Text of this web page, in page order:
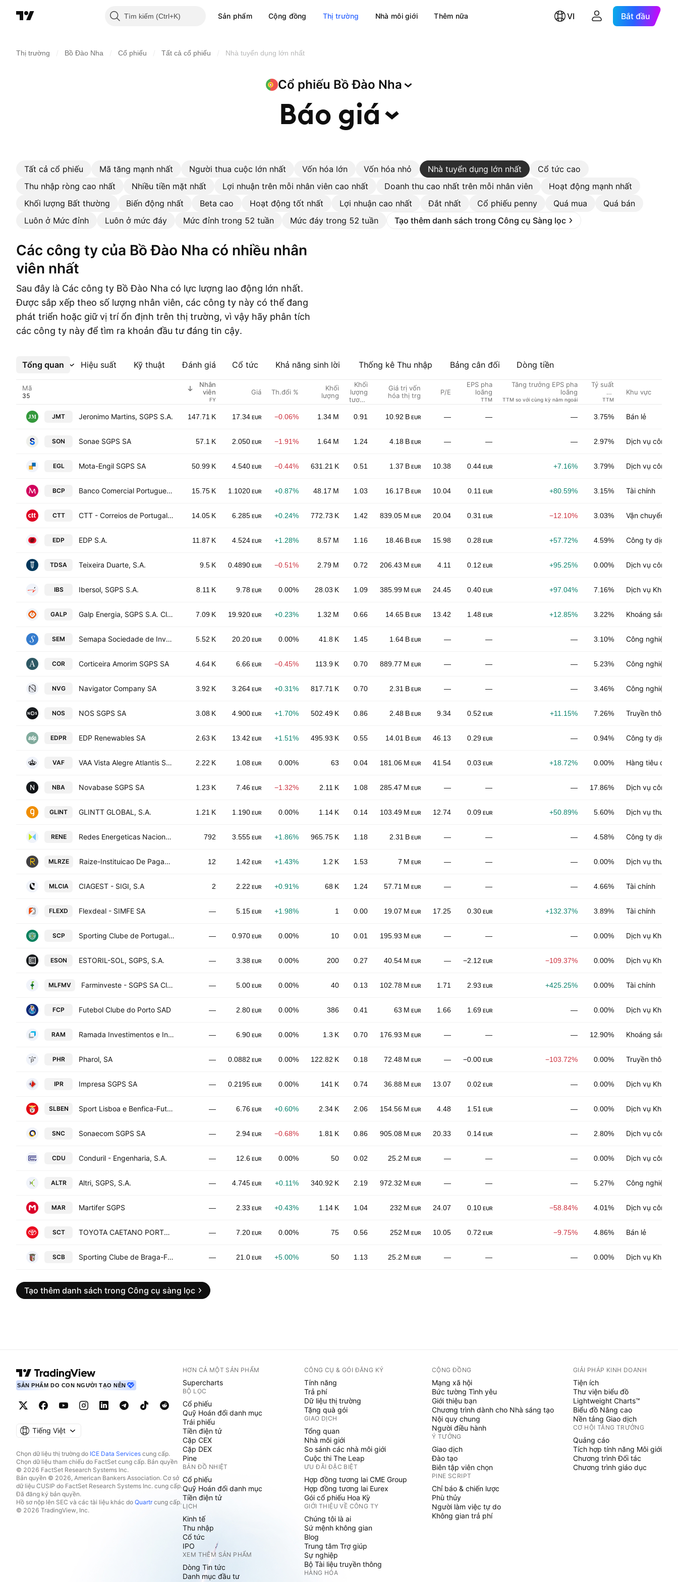
Tìm kiếm Sản phẩm Cộng đồng Thị trường Nhà môi giới Thêm nữa VI Bắt đầu
Thị trường Bồ Đào Nha Cổ phiếu Tất cả cổ phiếu Nhà tuyển dụng lớn nhất
Cổ phiếu Bồ Đào Nha
Báo giá
Tất cả cổ phiếu Mã tăng mạnh nhất Người thua cuộc lớn nhất Vốn hóa lớn Vốn hóa nhỏ Nhà tuyển dụng lớn nhất
Cổ tức cao
Thu nhập ròng cao nhất
Nhiều tiền mặt nhất Lợi nhuận trên mỗi nhân viên cao nhất Doanh thu cao nhất trên mỗi nhân viên
Hoạt động mạnh nhất
Khối lượng Bất thường
Biến động nhất Beta cao Hoạt động tốt nhất Lợi nhuận cao nhất Đắt nhất Cổ phiếu penny Quá mua
Quá bán
Luôn ở Mức đỉnh
Luôn ở mức đáy Mức đỉnh trong 52 tuần Mức đáy trong 52 tuần Tạo thêm danh sách trong Công cụ Sàng lọc
Các công ty của Bồ Đào Nha có nhiều nhân
viên nhất
Sau đây là Các công ty Bồ Đào Nha có lực lượng lao động lớn nhất.
Được sắp xếp theo số lượng nhân viên, các công ty này có thể đang
phát triển hoặc giữ vị trí ổn định trên thị trường, vì vậy hãy phân tích
các công ty này để tìm ra khoản đầu tư đáng tin cậy.
Tổng quan Hiệu suất Kỹ thuật Đánh giá Cổ tức Khả năng sinh lời Thống kê Thu nhập Bảng cân đối Dòng tiền
Xem thêm
Mã
Nhân
viên
FY
Giá Th.đổi %
Khối
lượng
Khối
lượng
tương
Giá trị vốn
hóa thị trg
P/E
EPS pha
loãng
TTM
Tăng trưởng EPS pha
loãng
TTM so với cùng kỳ năm ngoái
Tỷ suất
cổ
tức %
TTM
Khu vực
JMT Jeronimo Martins, SGPS S.A. 147.71 K 17.34 EUR −0.06% 1.34 M 0.91 10.92 B EUR — — — 3.75% Bán lẻ
SON Sonae SGPS SA 57.1 K 2.050 EUR −1.91% 1.64 M 1.24 4.18 B EUR — — — 2.97% Dịch vụ công
EGL Mota-Engil SGPS SA 50.99 K 4.540 EUR −0.44% 631.21 K 0.51 1.37 B EUR 10.38 0.44 EUR +7.16% 3.79% Dịch vụ công
BCP Banco Comercial Portugues S.A. 15.75 K 1.1020 EUR +0.87% 48.17 M 1.03 16.17 B EUR 10.04 0.11 EUR +80.59% 3.15% Tài chính
CTT CTT - Correios de Portugal SA 14.05 K 6.285 EUR +0.24% 772.73 K 1.42 839.05 M EUR 20.04 0.31 EUR −12.10% 3.03% Vận chuyển
EDP EDP S.A. 11.87 K 4.524 EUR +1.28% 8.57 M 1.16 18.46 B EUR 15.98 0.28 EUR +57.72% 4.59% Công ty dịch
TDSA Teixeira Duarte, S.A. 9.5 K 0.4890 EUR −0.51% 2.79 M 0.72 206.43 M EUR 4.11 0.12 EUR +95.25% 0.00% Dịch vụ công
IBS Ibersol, SGPS S.A. 8.11 K 9.78 EUR 0.00% 28.03 K 1.09 385.99 M EUR 24.45 0.40 EUR +97.04% 7.16% Dịch vụ Khách
GALP Galp Energia, SGPS S.A. Class B 7.09 K 19.920 EUR +0.23% 1.32 M 0.66 14.65 B EUR 13.42 1.48 EUR +12.85% 3.22% Khoáng sản
SEM Semapa Sociedade de Investimento e Gestao SGPS SA 5.52 K 20.20 EUR 0.00% 41.8 K 1.45 1.64 B EUR — — — 3.10% Công nghiệp
COR Corticeira Amorim SGPS SA 4.64 K 6.66 EUR −0.45% 113.9 K 0.70 889.77 M EUR — — — 5.23% Công nghiệp
NVG Navigator Company SA 3.92 K 3.264 EUR +0.31% 817.71 K 0.70 2.31 B EUR — — — 3.46% Công nghiệp
NOS NOS SGPS SA 3.08 K 4.900 EUR +1.70% 502.49 K 0.86 2.48 B EUR 9.34 0.52 EUR +11.15% 7.26% Truyền thông
EDPR EDP Renewables SA 2.63 K 13.42 EUR +1.51% 495.93 K 0.55 14.01 B EUR 46.13 0.29 EUR — 0.94% Công ty dịch
VAF VAA Vista Alegre Atlantis SGPS SA 2.22 K 1.08 EUR 0.00% 63 0.04 181.06 M EUR 41.54 0.03 EUR +18.72% 0.00% Hàng tiêu
NBA Novabase SGPS SA 1.23 K 7.46 EUR −1.32% 2.11 K 1.08 285.47 M EUR — — — 17.86% Dịch vụ công
GLINT GLINTT GLOBAL, S.A. 1.21 K 1.190 EUR 0.00% 1.14 K 0.14 103.49 M EUR 12.74 0.09 EUR +50.89% 5.60% Dịch vụ thương
RENE Redes Energeticas Nacionais SA 792 3.555 EUR +1.86% 965.75 K 1.18 2.31 B EUR — — — 4.58% Công ty dịch
MLRZE Raize-Instituicao De Pagamentos SA 12 1.42 EUR +1.43% 1.2 K 1.53 7 M EUR — — — 0.00% Dịch vụ thương
MLCIA CIAGEST - SIGI, S.A 2 2.22 EUR +0.91% 68 K 1.24 57.71 M EUR — — — 4.66% Tài chính
FLEXD Flexdeal - SIMFE SA — 5.15 EUR +1.98% 1 0.00 19.07 M EUR 17.25 0.30 EUR +132.37% 3.89% Tài chính
SCP Sporting Clube de Portugal Futebol SAD — 0.970 EUR 0.00% 10 0.01 195.93 M EUR — — — 0.00% Dịch vụ Khách
ESON ESTORIL-SOL, SGPS, S.A. — 3.38 EUR 0.00% 200 0.27 40.54 M EUR — −2.12 EUR −109.37% 0.00% Dịch vụ Khách
MLFMV Farminveste - SGPS SA Class B — 5.00 EUR 0.00% 40 0.13 102.78 M EUR 1.71 2.93 EUR +425.25% 0.00% Tài chính
FCP Futebol Clube do Porto SAD — 2.80 EUR 0.00% 386 0.41 63 M EUR 1.66 1.69 EUR — 0.00% Dịch vụ Khách
RAM Ramada Investimentos e Industria,S.A. — 6.90 EUR 0.00% 1.3 K 0.70 176.93 M EUR — — — 12.90% Khoáng sản
PHR Pharol, SA — 0.0882 EUR 0.00% 122.82 K 0.18 72.48 M EUR — −0.00 EUR −103.72% 0.00% Truyền thông
IPR Impresa SGPS SA — 0.2195 EUR 0.00% 141 K 0.74 36.88 M EUR 13.07 0.02 EUR — 0.00% Dịch vụ Khách
SLBEN Sport Lisboa e Benfica-Futebol SA — 6.76 EUR +0.60% 2.34 K 2.06 154.56 M EUR 4.48 1.51 EUR — 0.00% Dịch vụ Khách
SNC Sonaecom SGPS SA — 2.94 EUR −0.68% 1.81 K 0.86 905.08 M EUR 20.33 0.14 EUR — 2.80% Dịch vụ công
CDU Conduril - Engenharia, S.A. — 12.6 EUR 0.00% 50 0.02 25.2 M EUR — — — 0.00% Dịch vụ công
ALTR Altri, SGPS, S.A. — 4.745 EUR +0.11% 340.92 K 2.19 972.32 M EUR — — — 5.27% Công nghiệp
MAR Martifer SGPS — 2.33 EUR +0.43% 1.14 K 1.04 232 M EUR 24.07 0.10 EUR −58.84% 4.01% Dịch vụ công
SCT TOYOTA CAETANO PORTUGAL — 7.20 EUR 0.00% 75 0.56 252 M EUR 10.05 0.72 EUR −9.75% 4.86% Bán lẻ
SCB Sporting Clube de Braga-Futebol Sad — 21.0 EUR +5.00% 50 1.13 25.2 M EUR — — — 0.00% Dịch vụ Khách
Tạo thêm danh sách trong Công cụ sàng lọc
SẢN PHẨM DO CON NGƯỜI TẠO NÊN
Tiếng Việt
Chọn dữ liệu thị trường do ICE Data Services cung cấp.
Chọn dữ liệu tham chiếu do FactSet cung cấp. Bản quyền
© 2026 FactSet Research Systems Inc.
Bản quyền © 2026, American Bankers Association. Cơ sở
dữ liệu CUSIP do FactSet Research Systems Inc. cung cấp.
Đã đăng ký bản quyền.
Hồ sơ nộp lên SEC và các tài liệu khác do Quartrcung cấp.
© 2026 TradingView, Inc.
HƠN CẢ MỘT SẢN PHẨM
Supercharts
BỘ LỌC
Cổ phiếu
Quỹ Hoán đổi danh mục
Trái phiếu
Tiền điện tử
Cặp CEX
Cặp DEX
Pine
BẢN ĐỒ NHIỆT
Cổ phiếu
Quỹ Hoán đổi danh mục
Tiền điện tử
LỊCH
Kinh tế
Thu nhập
Cổ tức
IPO
XEM THÊM SẢN PHẨM
Dòng Tin tức
Danh mục đầu tư
CÔNG CỤ & GÓI ĐĂNG KÝ
Tính năng
Trả phí
Dữ liệu thị trường
Tặng quà gói
GIAO DỊCH
Tổng quan
Nhà môi giới
So sánh các nhà môi giới
Cuộc thi The Leap
ƯU ĐÃI ĐẶC BIỆT
Hợp đồng tương lai CME Group
Hợp đồng tương lai Eurex
Gói cổ phiếu Hoa Kỳ
GIỚI THIỆU VỀ CÔNG TY
Chúng tôi là ai
Sứ mệnh không gian
Blog
Trung tâm Trợ giúp
Sự nghiệp
Bộ Tài liệu truyền thông
HÀNG HÓA
CỘNG ĐỒNG
Mạng xã hội
Bức tường Tình yêu
Giới thiệu bạn
Chương trình dành cho Nhà sáng tạo
Nội quy chung
Người điều hành
Ý TƯỞNG
Giao dịch
Đào tạo
Biên tập viên chọn
PINE SCRIPT
Chỉ báo & chiến lược
Phù thủy
Người làm việc tự do
Không gian trả phí
GIẢI PHÁP KINH DOANH
Tiện ích
Thư viện biểu đồ
Lightweight Charts™
Biểu đồ Nâng cao
Nền tảng Giao dịch
CƠ HỘI TĂNG TRƯỞNG
Quảng cáo
Tích hợp tính năng Môi giới
Chương trình Đối tác
Chương trình giáo dục